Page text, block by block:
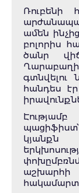
Ռուբենի
ամեն
բոլորիս
ծանր
գտնվելու
հանդես